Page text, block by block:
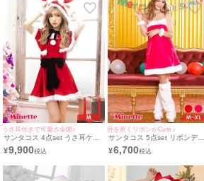
うさ耳付きで可愛さ全開♪
サンタコス 4点set うさ耳ケー
プ&ウエストリボン付き サンタ
コスプレ [ワンピース+ケープ
ン]
¥9,900
目を惹くリボンがCute♪
サンタコス 5点set リボンデザ
インAラインふわふわプチプラ
サンタ コスプレ [ワンピース
ォーマー+リボンカチューシャ]
(M～XL)
¥6,700